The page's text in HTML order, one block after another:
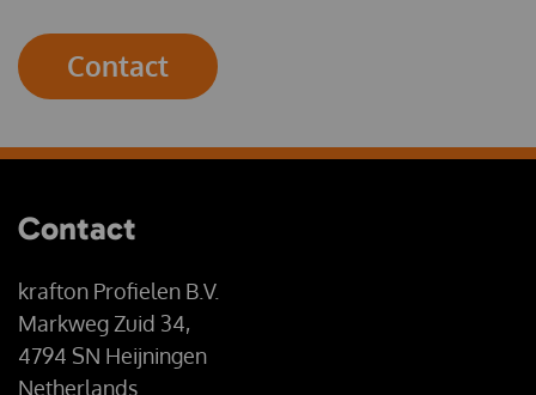
Contact
Contact
krafton Profielen B.V.
Markweg Zuid 34,
4794 SN Heijningen
Netherlands